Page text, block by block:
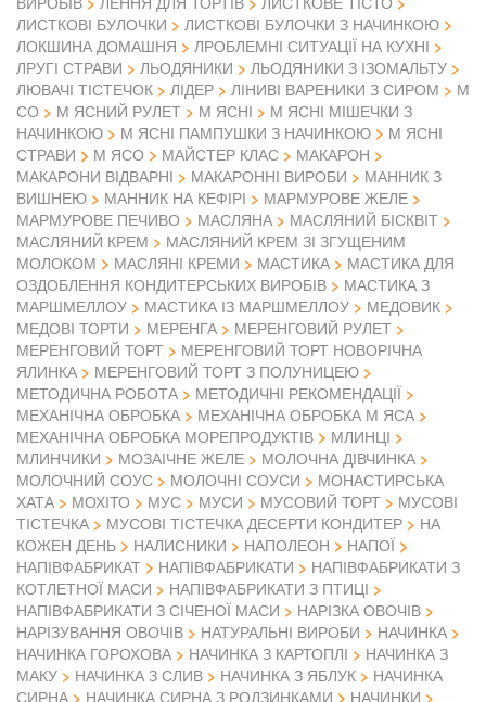
ЛИСТКОВІ БУЛОЧКИ
ЛИСТКОВІ БУЛОЧКИ З НАЧИНКОЮ
ЛОКШИНА ДОМАШНЯ
ЛРОБЛЕМНІ СИТУАЦІЇ НА КУХНІ
ЛРУГІ СТРАВИ
ЛЬОДЯНИКИ
ЛЬОДЯНИКИ З ІЗОМАЛЬТУ
ЛЮВАЧІ ТІСТЕЧОК
ЛІДЕР ЛІНИВІ ВАРЕНИКИ З СИРОМ
М
СО
М ЯСНИЙ РУЛЕТ М ЯСНІ
М ЯСНІ МІШЕЧКИ З
НАЧИНКОЮ
М ЯСНІ ПАМПУШКИ З НАЧИНКОЮ
М ЯСНІ
СТРАВИ
М ЯСО МАЙСТЕР КЛАС
МАКАРОН
МАКАРОНИ ВІДВАРНІ
МАКАРОННІ ВИРОБИ
МАННИК З
ВИШНЕЮ
МАННИК НА КЕФІРІ
МАРМУРОВЕ ЖЕЛЕ
МАРМУРОВЕ ПЕЧИВО
МАСЛЯНА
МАСЛЯНИЙ БІСКВІТ
МАСЛЯНИЙ КРЕМ
МАСЛЯНИЙ КРЕМ ЗІ ЗГУЩЕНИМ
МОЛОКОМ
МАСЛЯНІ КРЕМИ МАСТИКА
МАСТИКА ДЛЯ
ОЗДОБЛЕННЯ КОНДИТЕРСЬКИХ ВИРОБІВ
МАСТИКА З
МАРШМЕЛЛОУ
МАСТИКА ІЗ МАРШМЕЛЛОУ
МЕДОВИК
МЕДОВІ ТОРТИ
МЕРЕНГА
МЕРЕНГОВИЙ РУЛЕТ
МЕРЕНГОВИЙ ТОРТ
МЕРЕНГОВИЙ ТОРТ НОВОРІЧНА
ЯЛИНКА
МЕРЕНГОВИЙ ТОРТ З ПОЛУНИЦЕЮ
МЕТОДИЧНА РОБОТА
МЕТОДИЧНІ РЕКОМЕНДАЦІЇ
МЕХАНІЧНА ОБРОБКА
МЕХАНІЧНА ОБРОБКА М ЯСА
МЕХАНІЧНА ОБРОБКА МОРЕПРОДУКТІВ
МЛИНЦІ
МЛИНЧИКИ
МОЗАІЧНЕ ЖЕЛЕ
МОЛОЧНА ДІВЧИНКА
МОЛОЧНИЙ СОУС
МОЛОЧНІ СОУСИ
МОНАСТИРСЬКА
ХАТА
МОХІТО МУС МУСИ МУСОВИЙ ТОРТ
МУСОВІ
ТІСТЕЧКА
МУСОВІ ТІСТЕЧКА ДЕСЕРТИ КОНДИТЕР
НА
КОЖЕН ДЕНЬ
НАЛИСНИКИ НАПОЛЕОН НАПОЇ
НАПІВФАБРИКАТ НАПІВФАБРИКАТИ
НАПІВФАБРИКАТИ З
КОТЛЕТНОЇ МАСИ
НАПІВФАБРИКАТИ З ПТИЦІ
НАПІВФАБРИКАТИ З СІЧЕНОЇ МАСИ
НАРІЗКА ОВОЧІВ
НАРІЗУВАННЯ ОВОЧІВ
НАТУРАЛЬНІ ВИРОБИ
НАЧИНКА
НАЧИНКА ГОРОХОВА
НАЧИНКА З КАРТОПЛІ
НАЧИНКА З
МАКУ
НАЧИНКА З СЛИВ НАЧИНКА З ЯБЛУК
НАЧИНКА
СИРНА
НАЧИНКА СИРНА З РОДЗИНКАМИ
НАЧИНКИ